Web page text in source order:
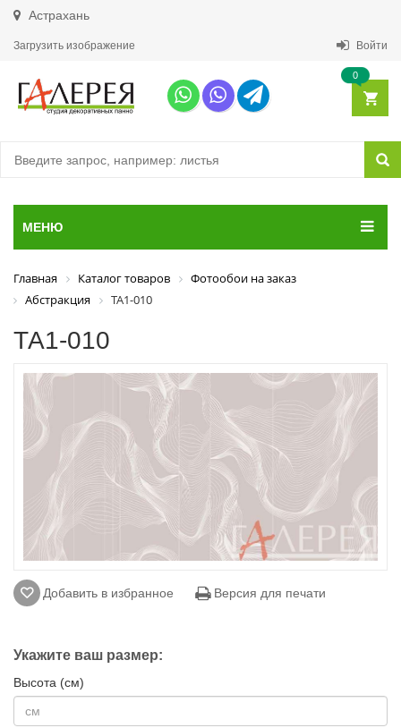
Астрахань
Загрузить изображение Войти
0
МЕНЮ
Главная Каталог товаров
Фотообои на заказ
Абстракция
ТА1-010
ТА1-010
Добавить в избранное Версия для печати
Укажите ваш размер:
Высота (см)